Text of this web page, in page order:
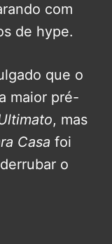
com
de hype.
que o
maior pré-
, mas
Casa foi
o